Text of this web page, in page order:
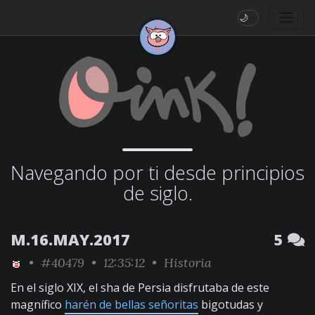
🌙
Navegando por ti desde principios
de siglo.
M.16.MAY.2017 5
• #40479 • 12:35:12 • Historia
En el siglo XIX, el sha de Persia disfrutaba de este
magnífico harén de bellas señoritas bigotudas y